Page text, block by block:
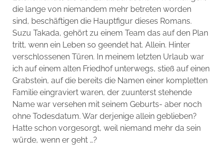
die lange von niemandem mehr betreten worden
sind, beschäftigen die Hauptfigur dieses Romans.
Suzu Takada, gehört zu einem Team das auf den Plan
tritt, wenn ein Leben so geendet hat. Allein. Hinter
verschlossenen Türen. In meinem letzten Urlaub war
ich auf einem alten Friedhof unterwegs, stieß auf einen
Grabstein, auf die bereits die Namen einer kompletten
Familie eingraviert waren, der zuunterst stehende
Name war versehen mit seinem Geburts- aber noch
ohne Todesdatum. War derjenige allein geblieben?
Hatte schon vorgesorgt, weil niemand mehr da sein
würde, wenn er geht …?